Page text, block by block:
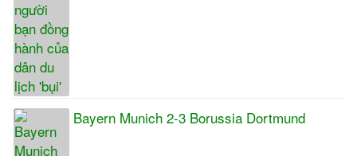
Bayern Munich 2-3 Borussia Dortmund